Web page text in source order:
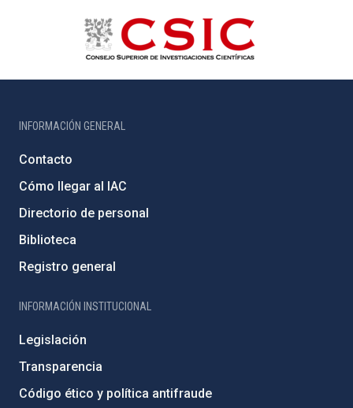
INFORMACIÓN GENERAL
Contacto
Cómo llegar al IAC
Directorio de personal
Biblioteca
Registro general
INFORMACIÓN INSTITUCIONAL
Legislación
Transparencia
Código ético y política antifraude